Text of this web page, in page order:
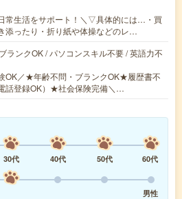
常生活をサポート！＼▽具体的には…・買
添ったり・折り紙や体操などのレ…
ランクOK / パソコンスキル不要 / 英語力不
OK／★年齢不問・ブランクOK★履歴書不
話登録OK）★社会保険完備＼…
30代 40代 50代
60代
男性